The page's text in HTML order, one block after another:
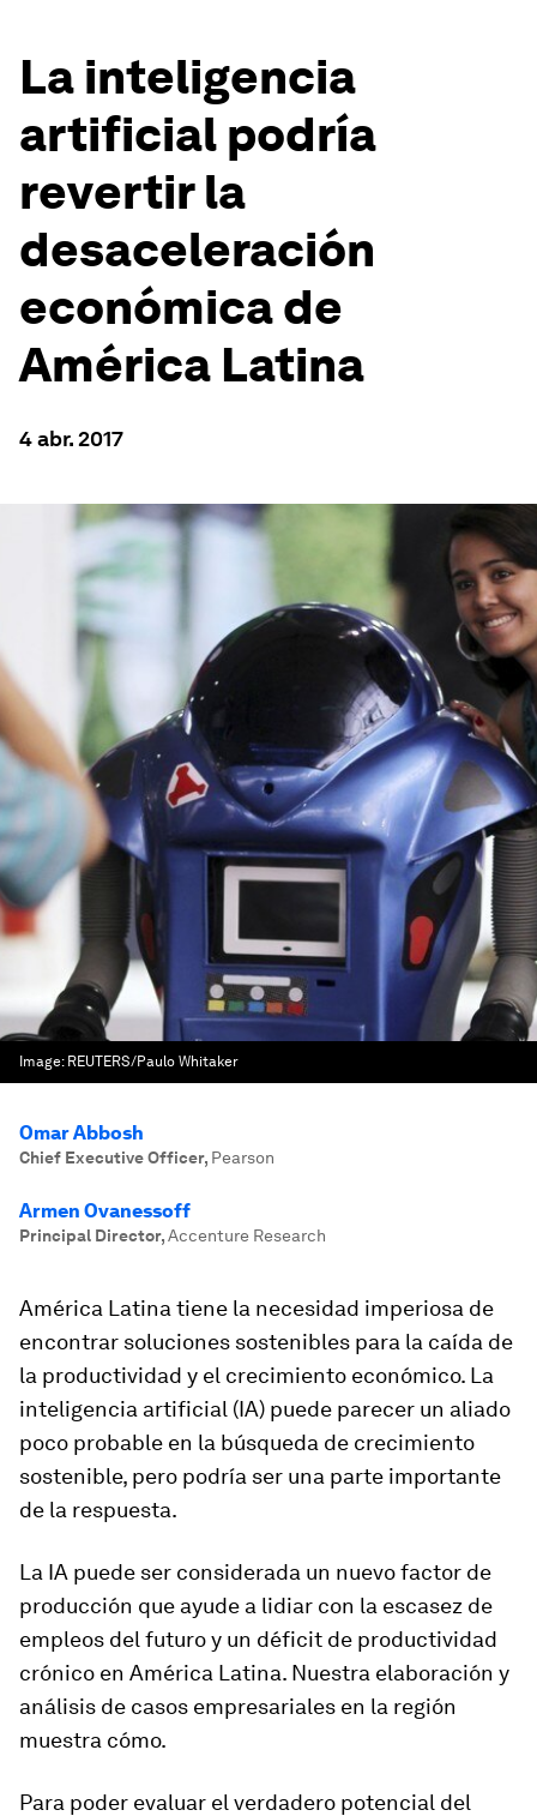
La inteligencia
artificial podría
revertir la
desaceleración
económica de
América Latina
4 abr. 2017
Image: REUTERS/Paulo Whitaker
Omar Abbosh
Chief Executive Officer, Pearson
Armen Ovanessoff
Principal Director,Accenture Research
América Latina tiene la necesidad imperiosa de
encontrar soluciones sostenibles para la caída de
la productividad y el crecimiento económico. La
inteligencia artificial (IA) puede parecer un aliado
poco probable en la búsqueda de crecimiento
sostenible, pero podría ser una parte importante
de la respuesta.
La IA puede ser considerada un nuevo factor de
producción que ayude a lidiar con la escasez de
empleos del futuro y un déficit de productividad
crónico en América Latina. Nuestra elaboración y
análisis de casos empresariales en la región
muestra cómo.
Para poder evaluar el verdadero potencial del